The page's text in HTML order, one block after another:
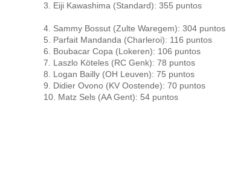
3. Eiji Kawashima (Standard): 355 puntos
4. Sammy Bossut (Zulte Waregem): 304 puntos
5. Parfait Mandanda (Charleroi): 116 puntos
6. Boubacar Copa (Lokeren): 106 puntos
7. Laszlo Köteles (RC Genk): 78 puntos
8. Logan Bailly (OH Leuven): 75 puntos
9. Didier Ovono (KV Oostende): 70 puntos
10. Matz Sels (AA Gent): 54 puntos